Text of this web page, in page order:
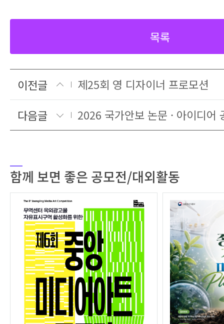
목록
이전글
제25회 영 디자이너 프로모션
다음글
2026 국가안보 논문 · 아이디어
함께 보면 좋은 공모전/대외활동